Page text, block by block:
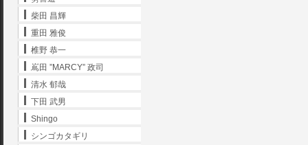
柴田 昌輝
重田 雅俊
椎野 恭一
嶌田 ”MARCY” 政司
清水 郁哉
下田 武男
Shingo
シンゴカタギリ